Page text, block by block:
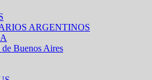
ARGENTINOS
Buenos Aires